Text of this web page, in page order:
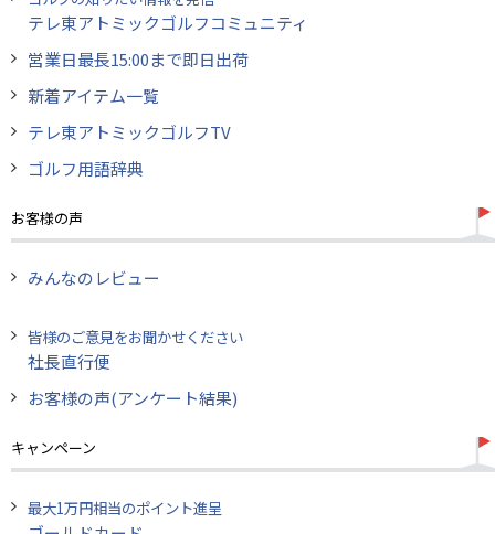
テレ東アトミックゴルフコミュニティ
営業日最長15:00まで即日出荷
新着アイテム一覧
テレ東アトミックゴルフTV
ゴルフ用語辞典
お客様の声
みんなのレビュー
皆様のご意見をお聞かせください
社長直行便
お客様の声(アンケート結果)
キャンペーン
最大1万円相当のポイント進呈